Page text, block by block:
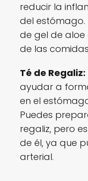
reducir la
del
de gel de
de las
Té de Regaliz:
ayudar a
en el
Puedes
regaliz, pero
de él, ya que
arterial.